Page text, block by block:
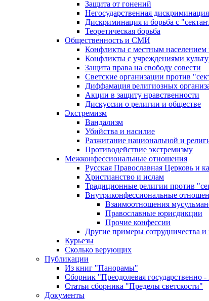
Защита от гонений
Негосударственная дискриминация
Дискриминация и борьба с
Теоретическая борьба
Общественность и СМИ
Конфликты с местным населением
Конфликты с учреждениями
Защита права на свободу совести
Светские организации против
Диффамация религиозных
Акции в защиту нравственности
Дискуссии о религии и обществе
Экстремизм
Вандализм
Убийства и насилие
Разжигание национальной и
Противодействие экстремизму
Межконфессиональные отношения
Русская Православная Церковь и
Христианство и ислам
Традиционные религии против
Внутриконфессиональные
Взаимоотношения
Православные юрисдикции
Прочие конфессии
Другие примеры сотрудничества и
Курьезы
Сколько верующих
Публикации
Из книг "Панорамы"
Сборник "Преодолевая государственно
Статьи сборника "Пределы светскости"
Документы